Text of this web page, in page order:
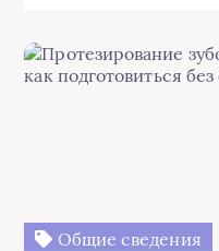
Общие сведения